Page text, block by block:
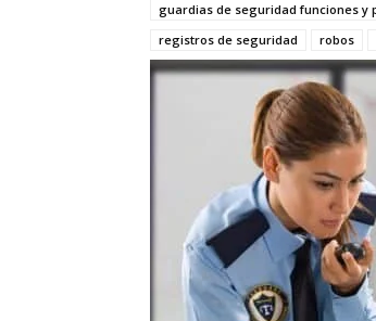
guardias de seguridad funciones y
registros de seguridad
robos